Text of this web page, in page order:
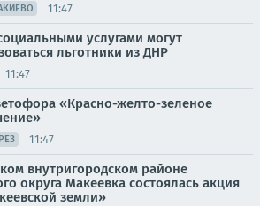
11:47
услугами могут
льготники из ДНР
11:47
«Красно-желто-зеленое
11:47
внутригородском районе
округа Макеевка состоялась акция
земли»